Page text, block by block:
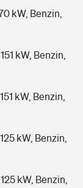
kW, Benzin,
kW, Benzin,
kW, Benzin,
kW, Benzin,
kW, Benzin,